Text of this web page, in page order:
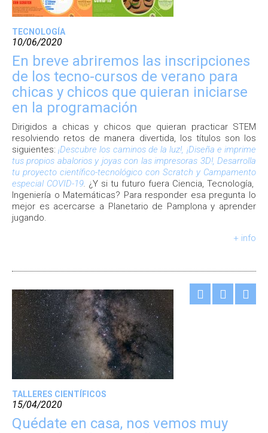
TECNOLOGÍA
10/06/2020
En breve abriremos las inscripciones
de los tecno-cursos de verano para
chicas y chicos que quieran iniciarse
en la programación
Dirigidos a chicas y chicos que quieran practicar STEM
resolviendo retos de manera divertida, los títulos son los
siguientes:¡Descubre los caminos de la luz!, ¡Diseña e imprime
tus propios abalorios y joyas con las impresoras 3D!, Desarrolla
tu proyecto científico-tecnológico con Scratch y Campamento
especial COVID-19. ¿Y si tu futuro fuera Ciencia, Tecnología,
Ingeniería o Matemáticas? Para responder esa pregunta lo
mejor es acercarse a Planetario de Pamplona y aprender
jugando.
+ info
TALLERES CIENTÍFICOS
15/04/2020
Quédate en casa, nos vemos muy